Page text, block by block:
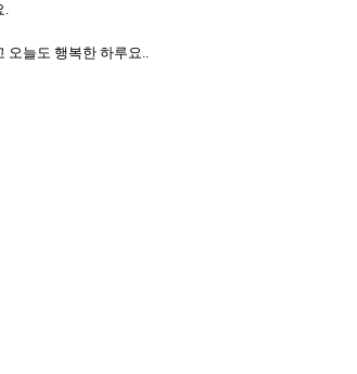
.
오늘도 행복한 하루요..